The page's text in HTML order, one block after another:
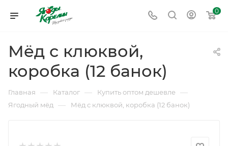
0
Мёд с клюквой,
коробка (12 банок)
Главная — Каталог — Купить оптом дешевле —
Ягодный мёд — Мёд с клюквой, коробка (12 банок)